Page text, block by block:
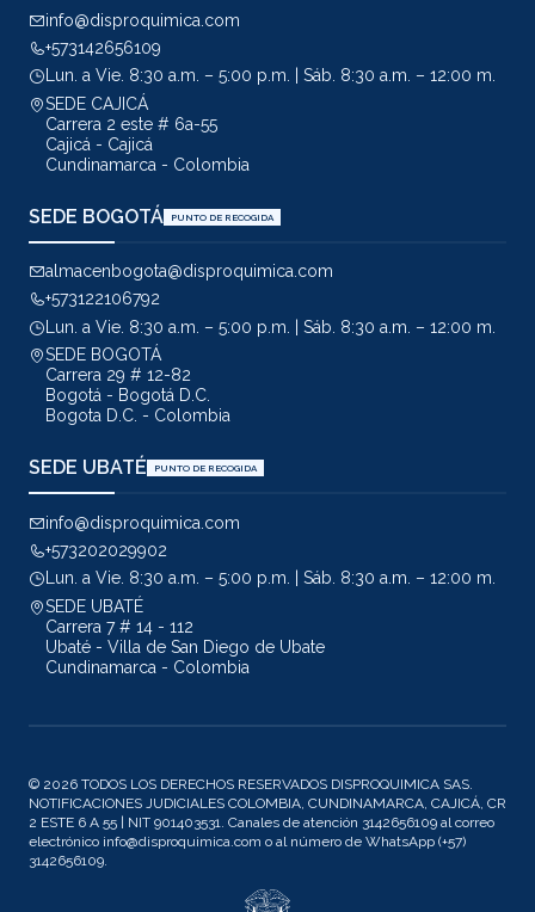
info@disproquimica.com
+573142656109
Lun. a Vie. 8:30 a.m. – 5:00 p.m. | Sáb. 8:30 a.m. – 12:00 m.
SEDE CAJICÁ
Carrera 2 este # 6a-55
Cajicá - Cajicá
Cundinamarca - Colombia
SEDE BOGOTÁ PUNTO DE RECOGIDA
almacenbogota@disproquimica.com
+573122106792
Lun. a Vie. 8:30 a.m. – 5:00 p.m. | Sáb. 8:30 a.m. – 12:00 m.
SEDE BOGOTÁ
Carrera 29 # 12-82
Bogotá - Bogotá D.C.
Bogota D.C. - Colombia
SEDE UBATÉ PUNTO DE RECOGIDA
info@disproquimica.com
+573202029902
Lun. a Vie. 8:30 a.m. – 5:00 p.m. | Sáb. 8:30 a.m. – 12:00 m.
SEDE UBATÉ
Carrera 7 # 14 - 112
Ubaté - Villa de San Diego de Ubate
Cundinamarca - Colombia
© 2026 TODOS LOS DERECHOS RESERVADOS DISPROQUIMICA SAS.
NOTIFICACIONES JUDICIALES COLOMBIA, CUNDINAMARCA, CAJICÁ, CR
2 ESTE 6 A 55 | NIT 901403531. Canales de atención 3142656109 al correo
electrónico info@disproquimica.com o al número de WhatsApp (+57)
3142656109.